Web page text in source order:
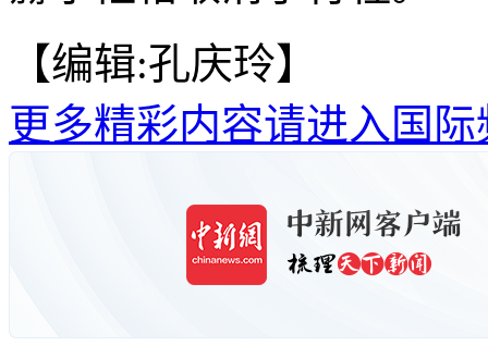
【编辑:孔庆玲】
更多精彩内容请进入国际